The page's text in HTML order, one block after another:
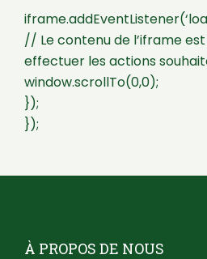
// Le contenu de l’iframe
effectuer les actions
window.scrollTo(0,0);
});
});
À PROPOS DE NOUS